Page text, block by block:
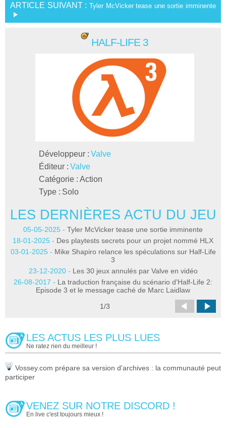
ARTICLE SUIVANT : Tyler McVicker tease une sortie imminente
HALF-LIFE 3
Développeur : Valve
Éditeur : Valve
Catégorie : Action
Type : Solo
LES DERNIÈRES ACTU DU JEU
05-05-2025 - Tyler McVicker tease une sortie imminente
18-01-2025 - Des playtests secrets pour un projet nommé HLX
03-01-2025 - Mike Shapiro relance les spéculations sur Half-Life
3
23-12-2020 - Les 30 jeux annulés par Valve en vidéo
26-08-2017 - La traduction française du scénario d'Half-Life 2:
Episode 3 et le message caché de Marc Laidlaw
1/3
LES ACTUS LES PLUS LUES
Ne ratez rien du meilleur !
Vossey.com prépare sa version d'archives : la communauté peut
participer
VENEZ SUR NOTRE DISCORD !
En live c'est toujours mieux !